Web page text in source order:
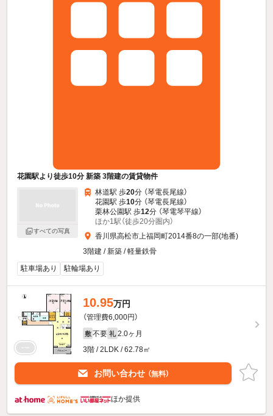
花園駅より徒歩10分 新築 3階建の賃貸物件
すべての写真
林道駅 歩20分 （琴電長尾線）
花園駅 歩10分 （琴電長尾線）
栗林公園駅 歩12分 （琴電琴平線）
ほか1駅（徒歩20分圏内）
香川県高松市上福岡町2014番8の一部(地番)
3階建 / 新築 / 軽量鉄骨
駐車場あり
駐輪場あり
10.95万円
（管理費6,000円）
敷 不要 礼 2.0ヶ月
3階 / 2LDK / 62.78㎡
お問い合わせ （無料）
ほか提供